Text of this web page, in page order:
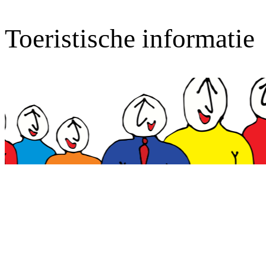
Toeristische informatie